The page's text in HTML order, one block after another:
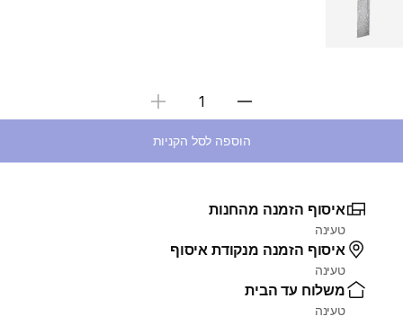
בחירת כמות
הוספה לסל הקניות
איסוף הזמנה מהחנות
טעינה
איסוף הזמנה מנקודת איסוף
טעינה
משלוח עד הבית
טעינה